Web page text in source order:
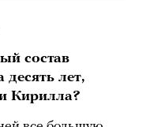
состав
лет,
Кирилла?